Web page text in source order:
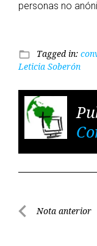
personas no
folder_open Tagged in:
Leticia Soberón
Navegación
Nota anterior